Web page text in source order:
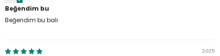
Beğendim bu
Beğendim bu balı
2025